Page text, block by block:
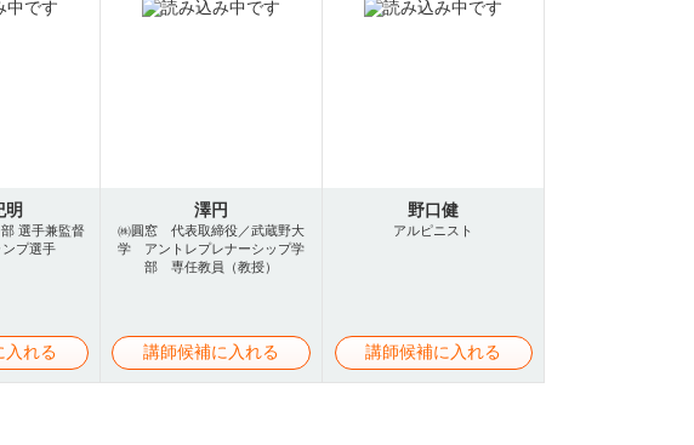
明
選手兼監督
ンプ選手
入れる
澤円
㈱圓窓 代表取締役／武蔵野大
学 アントレプレナーシップ学
部 専任教員（教授）
講師候補に入れる
野口健
アルピニスト
講師候補に入れる